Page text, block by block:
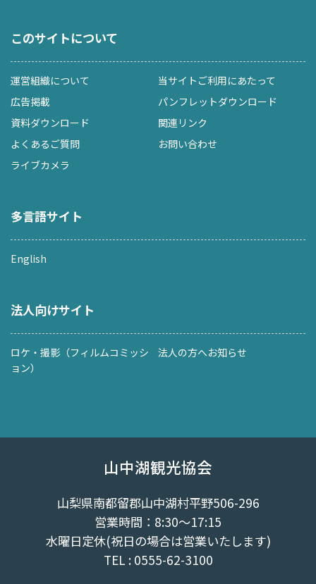
このサイトについて
運営組織について
当サイトご利用にあたって
広告掲載
パンフレットダウンロード
資料ダウンロード
関連リンク
よくあるご質問
お問い合わせ
ライブカメラ
多言語サイト
English
法人向けサイト
ロケ・撮影（フィルムコミッシ
ョン）
法人の方へお知らせ
山中湖観光協会
山梨県南都留郡山中湖村平野506-296
営業時間：8:30～17:15
水曜日定休(祝日の場合は営業いたします)
TEL : 0555-62-3100